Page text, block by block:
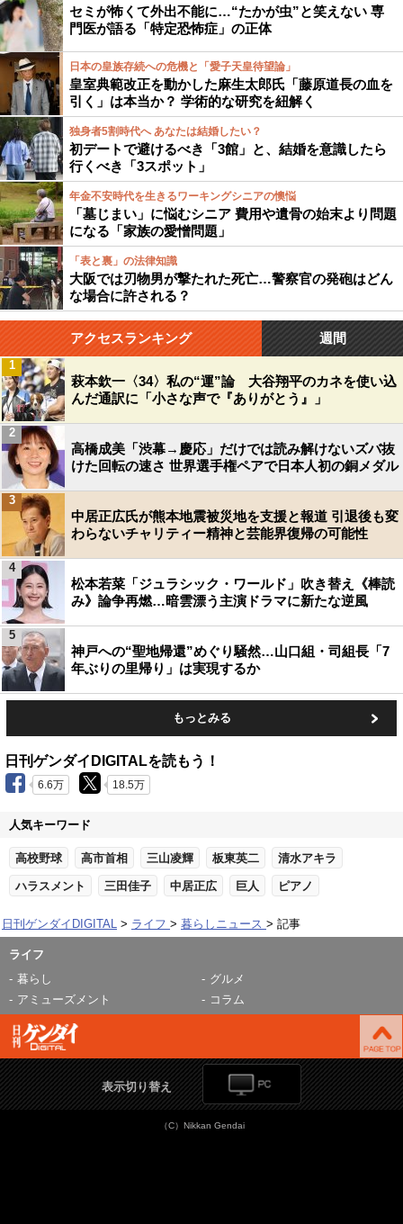
セミが怖くて外出不能に…“たかが虫”と笑えない 専
門医が語る「特定恐怖症」の正体
日本の皇族存続への危機と「愛子天皇待望論」
皇室典範改正を動かした麻生太郎氏「藤原道長の血を
引く」は本当か？ 学術的な研究を紐解く
独身者5割時代へ あなたは結婚したい？
初デートで避けるべき「3館」と、結婚を意識したら
行くべき「3スポット」
年金不安時代を生きるワーキングシニアの懊悩
「墓じまい」に悩むシニア 費用や遺骨の始末より問題
になる「家族の愛憎問題」
「表と裏」の法律知識
大阪では刃物男が撃たれた死亡…警察官の発砲はどん
な場合に許される？
アクセスランキング 週間
萩本欽一〈34〉私の“運”論 大谷翔平のカネを使い込
んだ通訳に「小さな声で『ありがとう』」
1
高橋成美「渋幕→慶応」だけでは読み解けないズバ抜
けた回転の速さ 世界選手権ペアで日本人初の銅メダル
2
中居正広氏が熊本地震被災地を支援と報道 引退後も変
わらないチャリティー精神と芸能界復帰の可能性
3
松本若菜「ジュラシック・ワールド」吹き替え《棒読
み》論争再燃…暗雲漂う主演ドラマに新たな逆風
4
神戸への“聖地帰還”めぐり騒然…山口組・司組長「7
年ぶりの里帰り」は実現するか
5
もっとみる
日刊ゲンダイDIGITALを読もう！
6.6万 18.5万
人気キーワード
高校野球 高市首相 三山凌輝 板東英二 清水アキラ
ハラスメント 三田佳子 中居正広 巨人 ピアノ
日刊ゲンダイDIGITAL ライフ 暮らしニュース 記事
ライフ
暮らし
グルメ
アミューズメント
コラム
表示切り替え
（C）Nikkan Gendai